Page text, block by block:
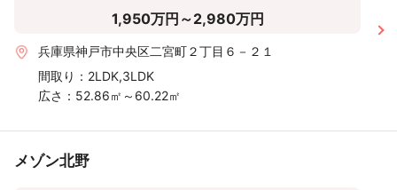
1,950万円～2,980万円
兵庫県神戸市中央区二宮町２丁目６－２１
間取り： 2LDK,3LDK
広さ： 52.86㎡～60.22㎡
メゾン北野